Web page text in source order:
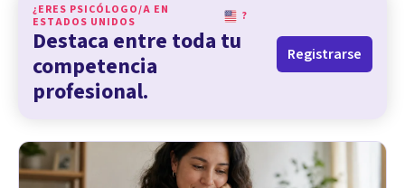
¿ERES PSICÓLOGO/A EN
ESTADOS UNIDOS
?
Destaca entre toda tu
competencia
profesional.
Registrarse